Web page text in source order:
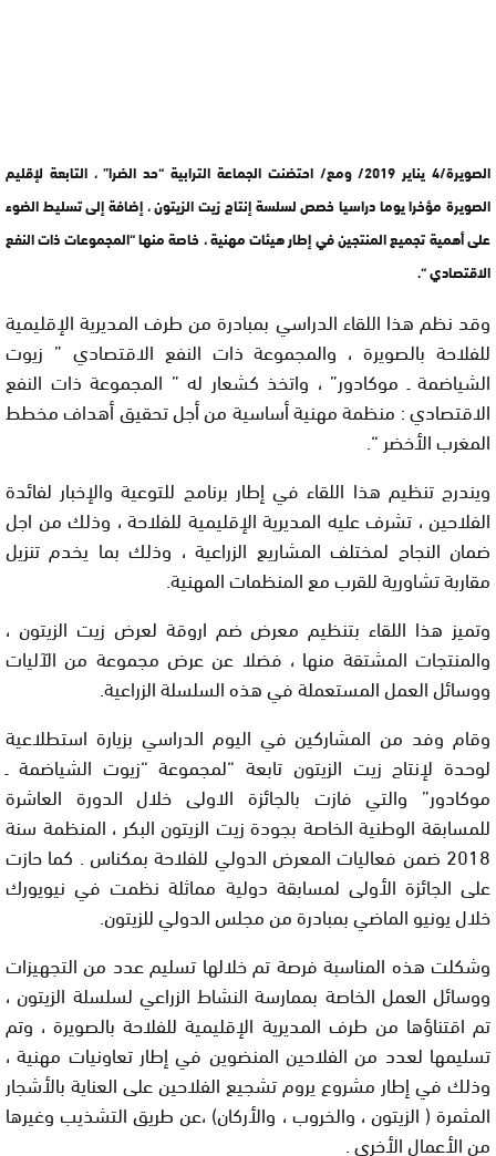
الصويرة/4 يناير 2019/ ومع/ احتضنت الجماعة الترابية “حد الضرا” ، التابعة لإقليم
الصويرة مؤخرا يوما دراسيا خصص لسلسة إنتاج زيت الزيتون ، إضافة إلى تسليط الضوء
على أهمية تجميع المنتجين في إطار هيئات مهنية ، خاصة منها “المجموعات ذات النفع
الاقتصادي “.
وقد نظم هذا اللقاء الدراسي بمبادرة من طرف المديرية الإقليمية
للفلاحة بالصويرة ، والمجموعة ذات النفع الاقتصادي ” زيوت
الشياضمة ـ موكادور” ، واتخذ كشعار له ” المجموعة ذات النفع
الاقتصادي : منظمة مهنية أساسية من أجل تحقيق أهداف مخطط
المغرب الأخضر “.
ويندرج تنظيم هذا اللقاء في إطار برنامج للتوعية والإخبار لفائدة
الفلاحين ، تشرف عليه المديرية الإقليمية للفلاحة ، وذلك من اجل
ضمان النجاح لمختلف المشاريع الزراعية ، وذلك بما يخدم تنزيل
مقاربة تشاورية للقرب مع المنظمات المهنية.
وتميز هذا اللقاء بتنظيم معرض ضم اروقة لعرض زيت الزيتون ،
والمنتجات المشتقة منها ، فضلا عن عرض مجموعة من الآليات
ووسائل العمل المستعملة في هذه السلسلة الزراعية.
وقام وفد من المشاركين في اليوم الدراسي بزيارة استطلاعية
لوحدة لإنتاج زيت الزيتون تابعة “لمجموعة “زيوت الشياضمة ـ
موكادور” والتي فازت بالجائزة الاولى خلال الدورة العاشرة
للمسابقة الوطنية الخاصة بجودة زيت الزيتون البكر ، المنظمة سنة
2018 ضمن فعاليات المعرض الدولي للفلاحة بمكناس . كما حازت
على الجائزة الأولى لمسابقة دولية مماثلة نظمت في نيويورك
خلال يونيو الماضي بمبادرة من مجلس الدولي للزيتون.
وشكلت هذه المناسبة فرصة تم خلالها تسليم عدد من التجهيزات
ووسائل العمل الخاصة بممارسة النشاط الزراعي لسلسلة الزيتون ،
تم اقتناؤها من طرف المديرية الإقليمية للفلاحة بالصويرة ، وتم
تسليمها لعدد من الفلاحين المنضوين في إطار تعاونيات مهنية ،
وذلك في إطار مشروع يروم تشجيع الفلاحين على العناية بالأشجار
المثمرة ( الزيتون ، والخروب ، والأركان) ،عن طريق التشذيب وغيرها
من الأعمال الأخرى .